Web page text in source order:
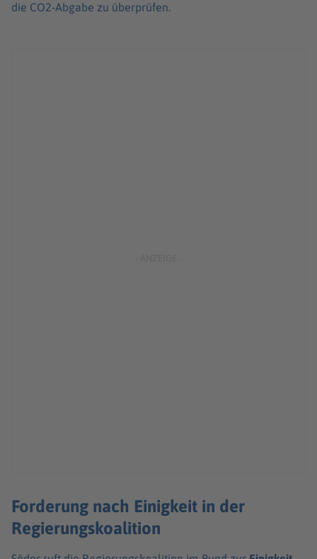
die CO2-Abgabe zu überprüfen.
Forderung nach Einigkeit in der
Regierungskoalition